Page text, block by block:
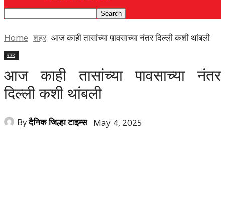
Home शहर आज काही तासांच्या पावसाच्या नंतर दिल्ली कशी थांबली
शहर
आज काही तासांच्या पावसाच्या नंतर
दिल्ली कशी थांबली
Byदैनिक जिल्हा टाइम्स May 4, 2025